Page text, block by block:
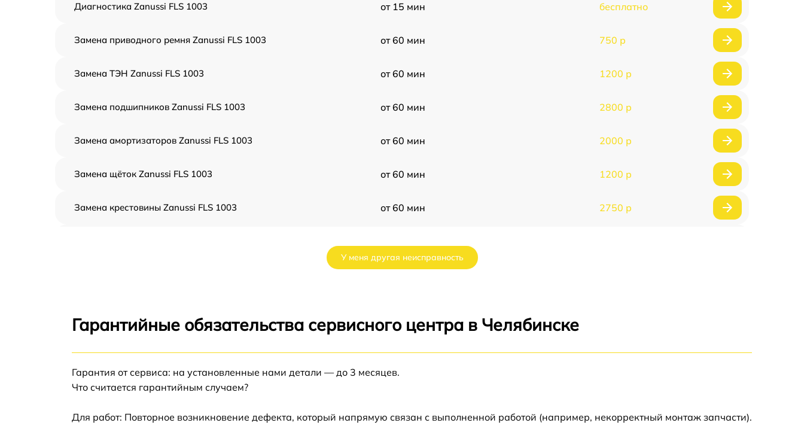
Диагностика Zanussi FLS 1003 от 15 мин бесплатно
Замена приводного ремня Zanussi FLS 1003 от 60 мин 750 р
Замена ТЭН Zanussi FLS 1003 от 60 мин 1200 р
Замена подшипников Zanussi FLS 1003 от 60 мин 2800 р
Замена амортизаторов Zanussi FLS 1003 от 60 мин 2000 р
Замена щёток Zanussi FLS 1003 от 60 мин 1200 р
Замена крестовины Zanussi FLS 1003 от 60 мин 2750 р
Ремонт/замена датчика температуры Zanussi
Замена УБЛ Zanussi FLS 1003 от 60 мин
1003
У меня другая неисправность
Гарантийные обязательства сервисного центра в Челябинске
Гарантия от сервиса: на установленные нами детали — до 3 месяцев.
Что считается гарантийным случаем?
Для работ: Повторное возникновение дефекта, который напрямую связан с выполненной работой (например, некорректный монтаж запчасти).